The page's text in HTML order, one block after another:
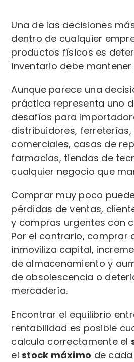
Una de las decisiones
dentro de cualquier
productos físicos es
inventario debe
Aunque parece una
práctica representa uno
desafíos para
distribuidores,
comerciales, casas de
farmacias, tiendas de
cualquier negocio que
Comprar muy poco
pérdidas de ventas,
y compras urgentes con
Por el contrario, comprar
inmoviliza capital,
de almacenamiento y
de obsolescencia o
mercadería.
Encontrar el equilibrio
rentabilidad es posible
calcula correctamente el
elstock máximo de